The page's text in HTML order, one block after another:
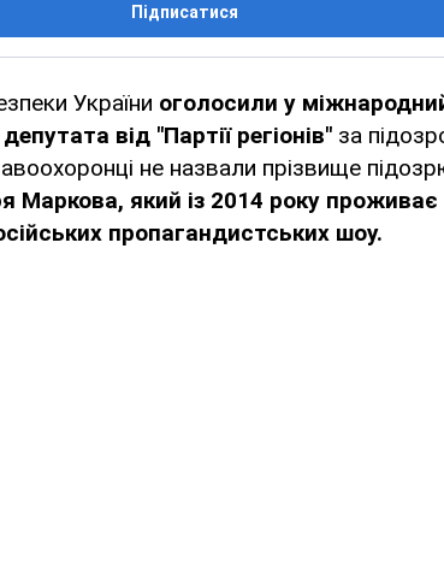
Підписатися
України оголосили у
від "Партії регіонів" за
не назвали прізвище
Маркова, який із 2014 року проживає
пропагандистських шоу.